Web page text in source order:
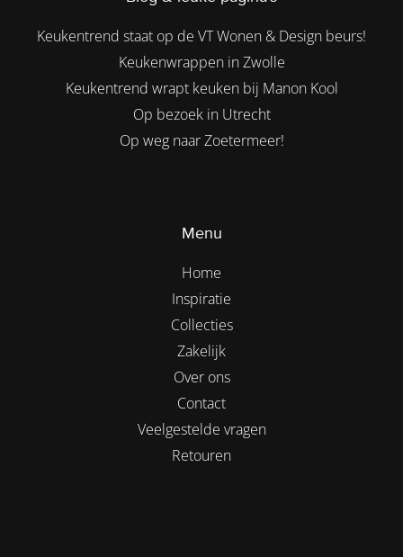
Keukentrend staat op de VT Wonen & Design beurs!
Keukenwrappen in Zwolle
Keukentrend wrapt keuken bij Manon Kool
Op bezoek in Utrecht
Op weg naar Zoetermeer!
Menu
Home
Inspiratie
Collecties
Zakelijk
Over ons
Contact
Veelgestelde vragen
Retouren